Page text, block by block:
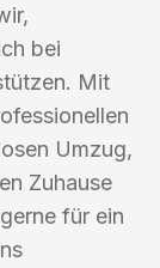
bei
Mit
Umzug,
Zuhause
für ein